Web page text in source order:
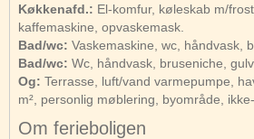
Køkkenafd.: El-komfur, køleskab m/
kaffemaskine, opvaskemask.
Bad/wc: Vaskemaskine, wc, håndvask,
Bad/wc: Wc, håndvask, bruseniche,
Og: Terrasse, luft/vand varmepumpe,
m², personlig møblering, byområde,
Om ferieboligen